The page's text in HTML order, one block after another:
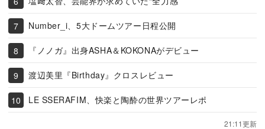
Number_i、5大ドームツアー日程公開
『ノノガ』出身ASHA＆KOKONAがデビュー
渡辺美里『Birthday』クロスレビュー
LE SSERAFIM、快楽と陶酔の世界ツアーレポ
21:11更新